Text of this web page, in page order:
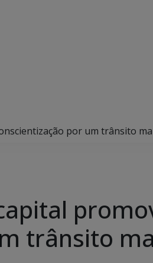
por um trânsito
trânsito